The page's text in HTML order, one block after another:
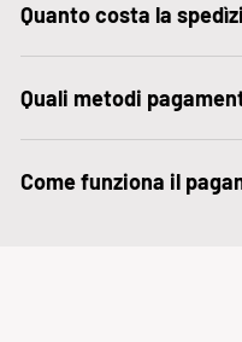
Quanto costa la
Quali metodi
Come funziona il